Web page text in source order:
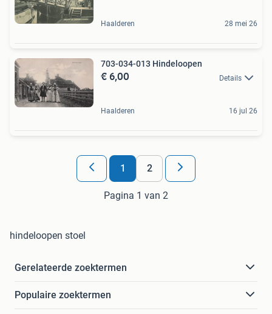
Haalderen 28 mei 26
703-034-013 Hindeloopen
€ 6,00 Details
Haalderen 16 jul 26
1 2
Pagina 1 van 2
hindeloopen stoel
Gerelateerde zoektermen
Populaire zoektermen